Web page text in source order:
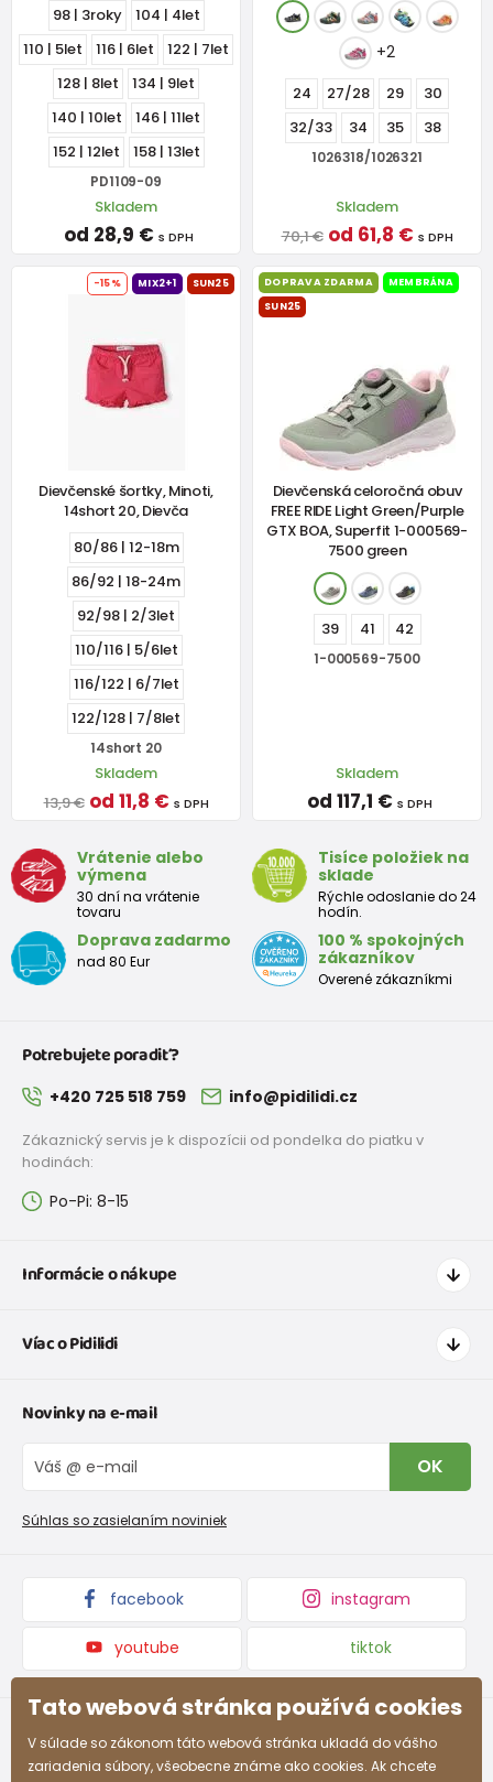
98 | 3roky
104 | 4let
110 | 5let
116 | 6let
122 | 7let
128 | 8let
134 | 9let
140 | 10let
146 | 11let
152 | 12let
158 | 13let
PD1109-09
Skladem
od 28,9 € s DPH
+2
24 27/28 29
30
32/33
34 35 38
1026318/1026321
Skladem
70,1 € od 61,8 € s DPH
-15% MIX2+1 SUN25
Dievčenské šortky, Minoti,
14short 20, Dievča
80/86 | 12-18m
86/92 | 18-24m
92/98 | 2/3let
110/116 | 5/6let
116/122 | 6/7let
122/128 | 7/8let
14short 20
Skladem
13,9 € od 11,8 € s DPH
DOPRAVA ZDARMA
MEMBRÁNA
SUN25
Dievčenská celoročná obuv
FREE RIDE Light Green/Purple
GTX BOA, Superfit 1-000569-
7500 green
39 41 42
1-000569-7500
Skladem
od 117,1 € s DPH
Vrátenie alebo
výmena
30 dní na vrátenie
tovaru
Tisíce položiek na
sklade
Rýchle odoslanie do 24
hodín.
Doprava zadarmo
nad 80 Eur
100 % spokojných
zákazníkov
Overené zákazníkmi
Potrebujete poradiť?
+420 725 518 759 info@pidilidi.cz
Zákaznický servis je k dispozícii od pondelka do piatku v
hodinách:
Po-Pi: 8-15
Informácie o nákupe
Doprava a platba
Tabuľka veľkostí obuvi
Vrátenie tovaru a reklamacie
Reklamačný poriadok
Víac o Pidilidi
O nás
Blog
Veľkoobchod PiDiLiDi
Kolekcie tovaru
Novinky na e-mail
OK
Súhlas so zasielaním noviniek
facebook instagram
youtube tiktok
Tato webová stránka používá cookies
V súlade so zákonom táto webová stránka ukladá do vášho
zariadenia súbory, všeobecne známe ako cookies. Ak chcete